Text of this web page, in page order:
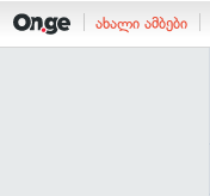
ახალი ამბები